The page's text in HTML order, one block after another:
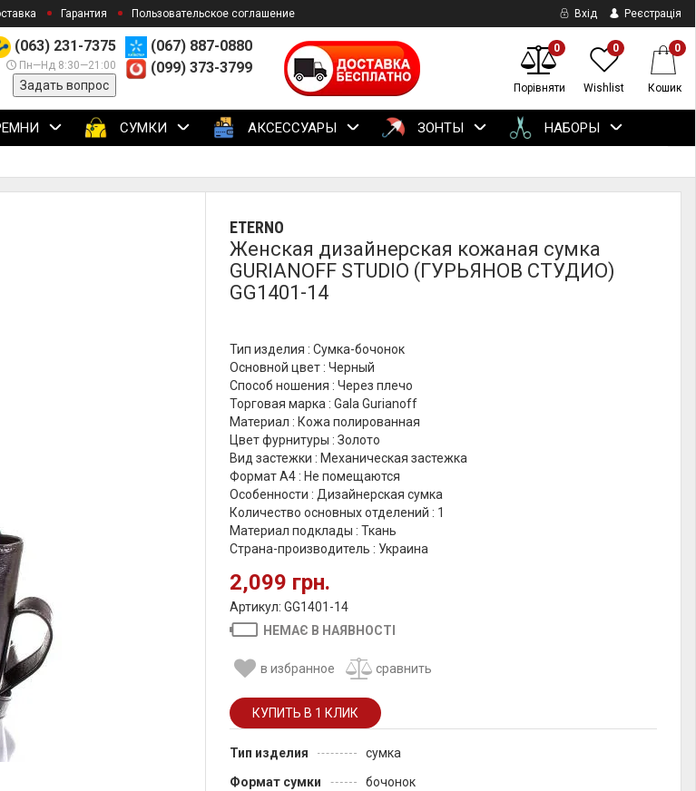
Гарантия Пользовательское соглашение Вхід Реєстрація
(063) 231-7375
Пн—Нд 8:30—21:00
Задать вопрос
(067) 887-0880
(099) 373-3799
0
Порівняти
0
Wishlist
0
Кошик
СУМКИ АКСЕССУАРЫ ЗОНТЫ НАБОРЫ
ETERNO
Женская дизайнерская кожаная сумка
GURIANOFF STUDIO (ГУРЬЯНОВ СТУДИО)
GG1401-14
Тип изделия : Сумка-бочонок
Основной цвет : Черный
Способ ношения : Через плечо
Торговая марка : Gala Gurianoff
Материал : Кожа полированная
Цвет фурнитуры : Золото
Вид застежки : Механическая застежка
Формат А4 : Не помещаются
Особенности : Дизайнерская сумка
Количество основных отделений : 1
Материал подклады : Ткань
Страна-производитель : Украина
2,099 грн.
Артикул: GG1401-14
НЕМАЄ В НАЯВНОСТІ
в избранное сравнить
Тип изделия
сумка
Формат сумки
бочонок